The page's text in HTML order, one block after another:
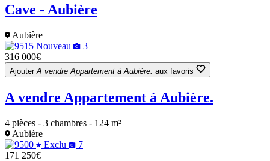
Cave - Aubière
Aubière
Nouveau
3
316 000€
Ajouter A vendre Appartement à Aubière. aux favoris
A vendre Appartement à Aubière.
4 pièces - 3 chambres - 124 m²
Aubière
Exclu
7
171 250€